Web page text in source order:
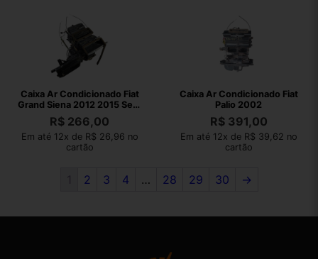
Caixa Ar Condicionado Fiat
Grand Siena 2012 2015 Sem
Motor
R$ 266,00
Em até 12x de R$ 26,96 no
cartão
Caixa Ar Condicionado Fiat
Palio 2002
R$391,00
Em até 12x de R$ 39,62 no
cartão
1 2 3 4 … 28 29 30 →